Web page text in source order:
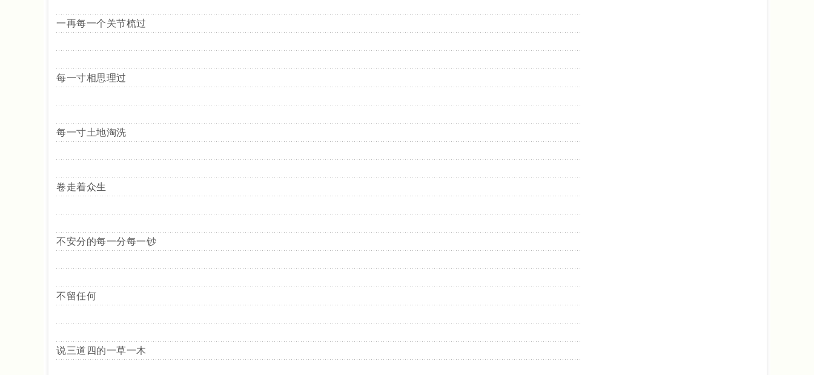
一再每一个关节梳过
每一寸相思理过
每一寸土地淘洗
卷走着众生
不安分的每一分每一钞
不留任何
说三道四的一草一木